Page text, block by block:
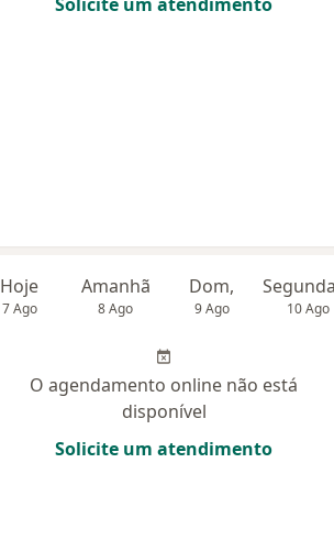
Hoje
7 Ago
Amanhã
8 Ago
Dom,
9 Ago 10 Ago
O agendamento online não está
disponível
Solicite um atendimento